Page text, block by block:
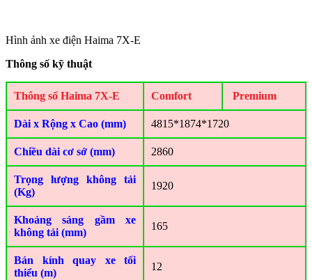
Hình ảnh xe điện Haima 7X-E
Thông số kỹ thuật
Thông số Haima 7X-E Comfort Premium
Dài x Rộng x Cao (mm) 4815*1874*1720
Chiều dài cơ sở (mm) 2860
Trọng lượng không tải
(Kg)
1920
Khoảng sáng gầm xe
không tải (mm)
165
Bán kính quay xe tối
thiểu (m)
12